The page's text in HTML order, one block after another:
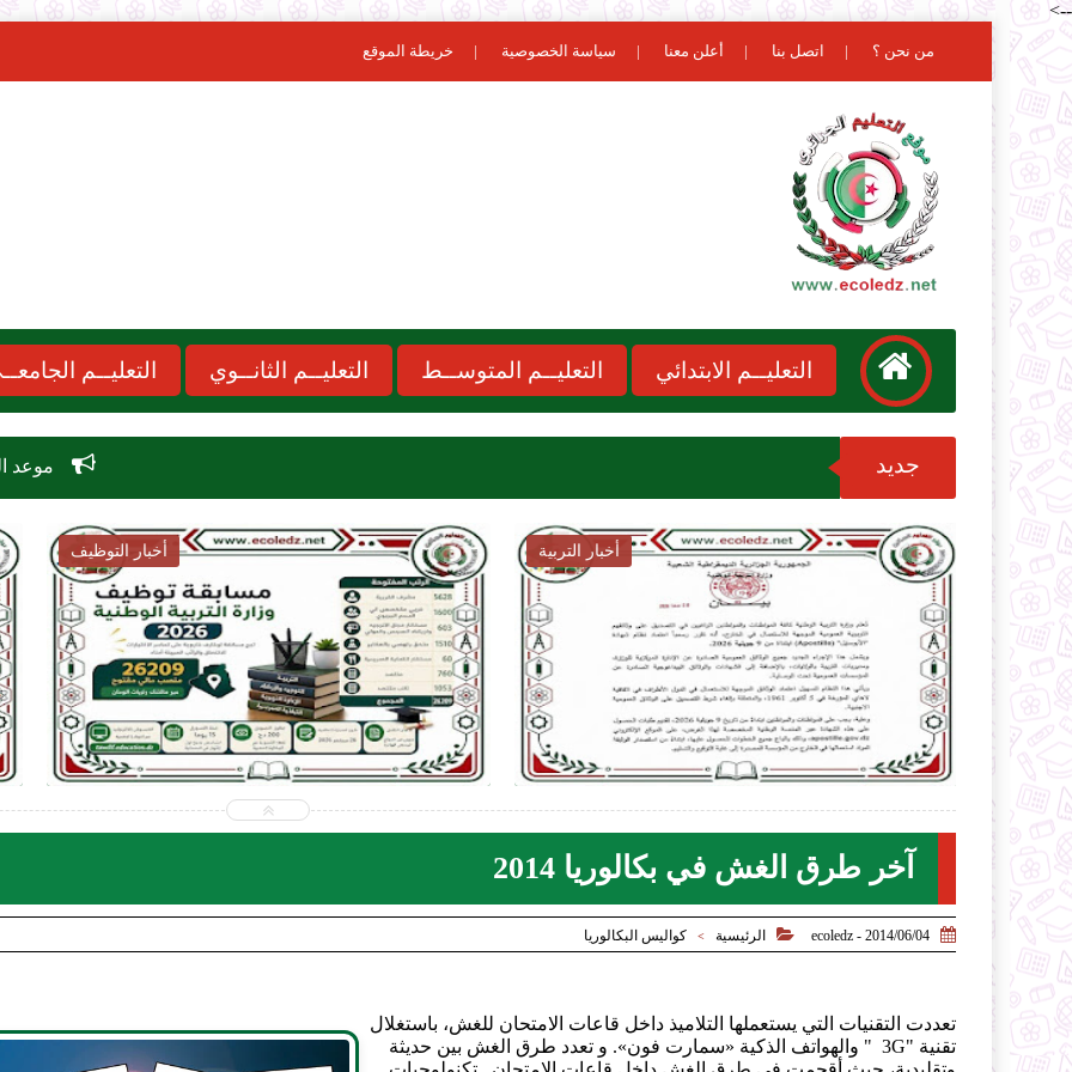
-->
من نحن ؟ اتصل بنا أعلن معنا سياسة الخصوصية خريطة الموقع
التعليــم الابتدائي التعليــم المتوســط التعليــم الثانــوي التعليــم
جديد موعد الدخول المدرسي 2026-2027
أخبار التربية
2026-07-28
ecoledz.net
أخبار التربية
2026-07-27
ecoledz.net
آخر طرق الغش في بكالوريا 2014

2014/06/04 - ecoledz
 الرئيسية > كواليس البكالوريا
تعددت التقنيات التي يستعملها التلاميذ داخل قاعات الامتحان للغش، باستغلال
تقنية "3G " والهواتف الذكية «سمارت فون». و تعدد طرق الغش بين حديثة